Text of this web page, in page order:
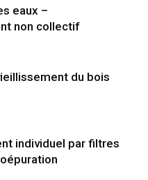
eaux –
non collectif
du bois
individuel par filtres